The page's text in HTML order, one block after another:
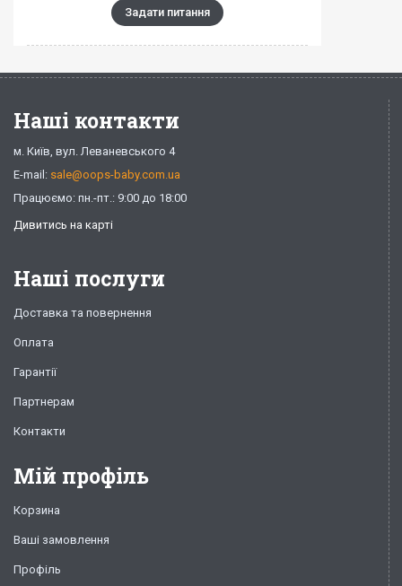
Задати питання
Наші контакти
м. Київ, вул. Леваневського 4
E-mail: sale@oops-baby.com.ua
Працюємо: пн.-пт.: 9:00 до 18:00
Дивитись на карті
Наші послуги
Доставка та повернення
Оплата
Гарантії
Партнерам
Контакти
Мій профіль
Корзина
Ваші замовлення
Профіль